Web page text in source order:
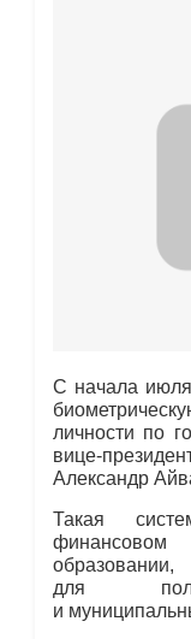
С начала июля
личности по
вице-
Александр
Такая
финансовом
для
и